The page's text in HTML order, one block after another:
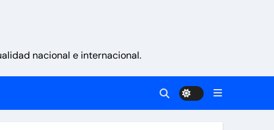
nacional e internacional.